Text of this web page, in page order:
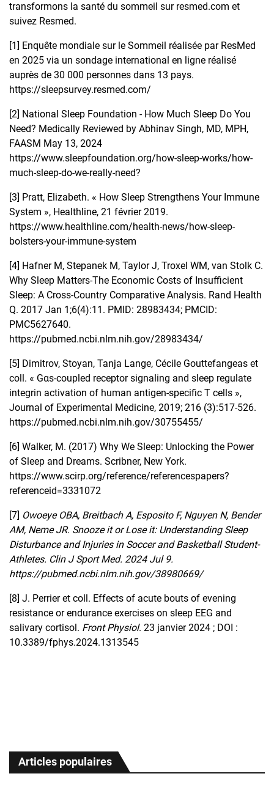
transformons la santé du sommeil sur resmed.com et
suivez Resmed.
[1] Enquête mondiale sur le Sommeil réalisée par ResMed
en 2025 via un sondage international en ligne réalisé
auprès de 30 000 personnes dans 13 pays.
https://sleepsurvey.resmed.com/
[2] National Sleep Foundation - How Much Sleep Do You
Need? Medically Reviewed by Abhinav Singh, MD, MPH,
FAASM May 13, 2024
https://www.sleepfoundation.org/how-sleep-works/how-
much-sleep-do-we-really-need?
[3] Pratt, Elizabeth. « How Sleep Strengthens Your Immune
System », Healthline, 21 février 2019.
https://www.healthline.com/health-news/how-sleep-
bolsters-your-immune-system
[4] Hafner M, Stepanek M, Taylor J, Troxel WM, van Stolk C.
Why Sleep Matters-The Economic Costs of Insufficient
Sleep: A Cross-Country Comparative Analysis. Rand Health
Q. 2017 Jan 1;6(4):11. PMID: 28983434; PMCID:
PMC5627640.
https://pubmed.ncbi.nlm.nih.gov/28983434/
[5] Dimitrov, Stoyan, Tanja Lange, Cécile Gouttefangeas et
coll. « Gαs-coupled receptor signaling and sleep regulate
integrin activation of human antigen-specific T cells »,
Journal of Experimental Medicine, 2019; 216 (3):517-526.
https://pubmed.ncbi.nlm.nih.gov/30755455/
[6] Walker, M. (2017) Why We Sleep: Unlocking the Power
of Sleep and Dreams. Scribner, New York.
https://www.scirp.org/reference/referencespapers?
referenceid=3331072
[7] Owoeye OBA, Breitbach A, Esposito F, Nguyen N, Bender
AM, Neme JR. Snooze it or Lose it: Understanding Sleep
Disturbance and Injuries in Soccer and Basketball Student-
Athletes. Clin J Sport Med. 2024 Jul 9.
https://pubmed.ncbi.nlm.nih.gov/38980669/
[8] J. Perrier et coll. Effects of acute bouts of evening
resistance or endurance exercises on sleep EEG and
salivary cortisol. Front Physiol. 23 janvier 2024 ; DOI :
10.3389/fphys.2024.1313545
Articles populaires